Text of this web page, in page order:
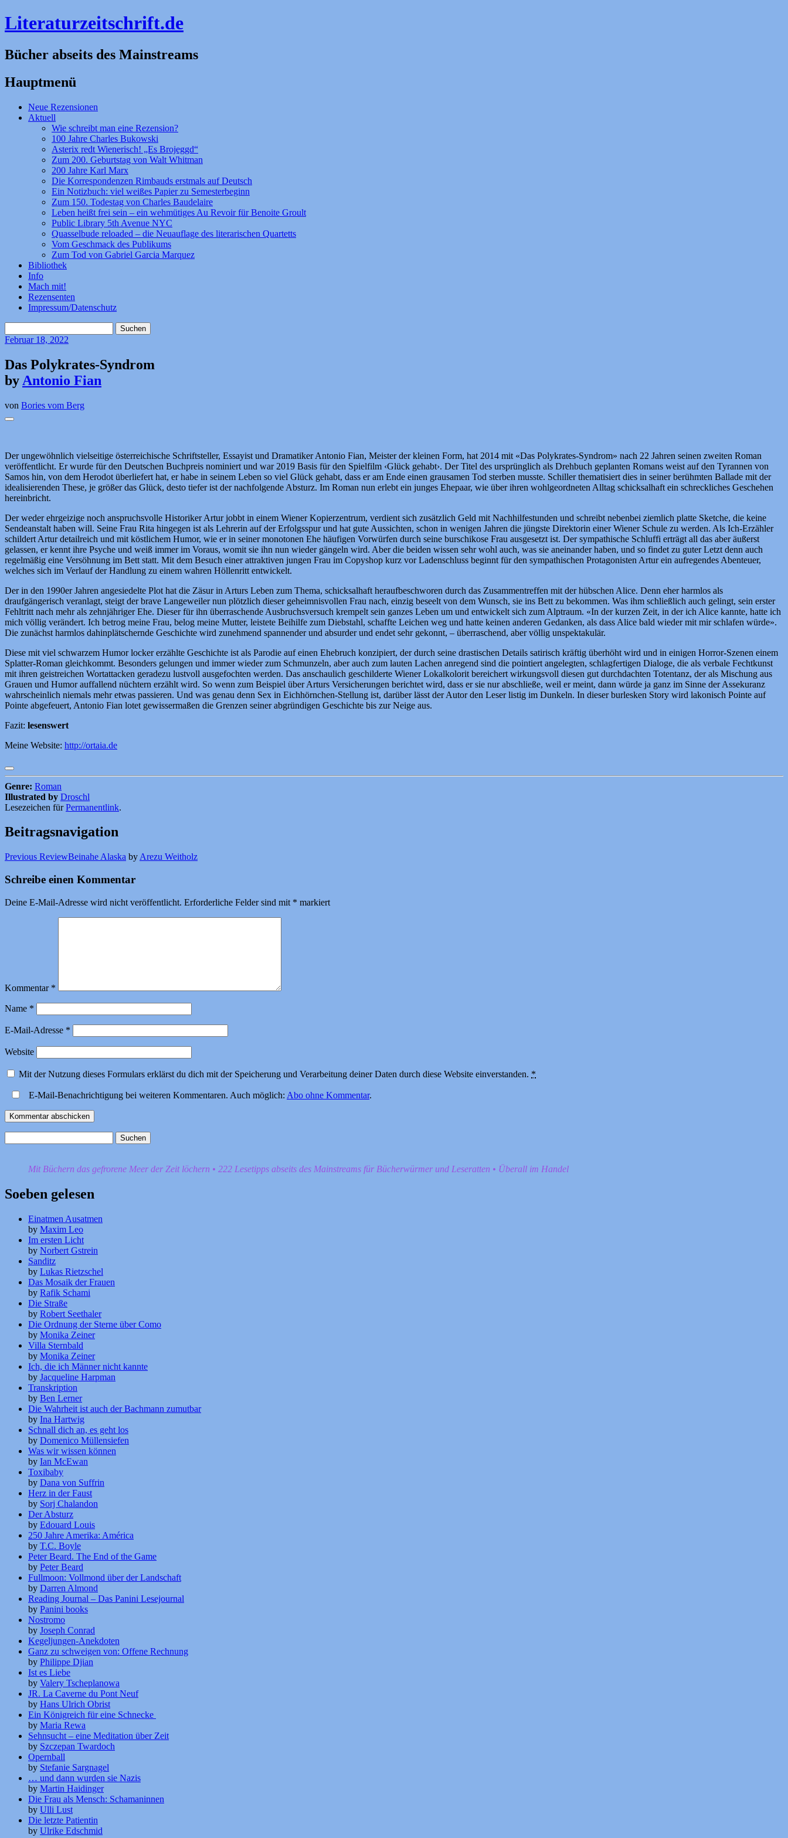
Literaturzeitschrift.de
Bücher abseits des Mainstreams
Hauptmenü
Zum
Inhalt
Neue Rezensionen
Aktuell
Wie schreibt man eine Rezension?
100 Jahre Charles Bukowski
Asterix redt Wienerisch! „Es Brojeggd“
Zum 200. Geburtstag von Walt Whitman
200 Jahre Karl Marx
Die Korrespondenzen Rimbauds erstmals auf Deutsch
Ein Notizbuch: viel weißes Papier zu Semesterbeginn
Zum 150. Todestag von Charles Baudelaire
Leben heißt frei sein – ein wehmütiges Au Revoir für Benoite Groult
Public Library 5th Avenue NYC
Quasselbude reloaded – die Neuauflage des literarischen Quartetts
Vom Geschmack des Publikums
Zum Tod von Gabriel Garcia Marquez
Bibliothek
Info
Mach mit!
Rezensenten
Impressum/Datenschutz
nach:
Februar18, 2022
Das Polykrates-Syndrom
by Antonio Fian
von Bories vom Berg
Der ungewöhnlich vielseitige österreichische Schriftsteller, Essayist und Dramatiker Antonio Fian, Meister der kleinen Form, hat 2014 mit «Das Polykrates-Syndrom» nach 22 Jahren seinen zweiten Roman
veröffentlicht. Er wurde für den Deutschen Buchpreis nominiert und war 2019 Basis für den Spielfilm ‹Glück gehabt›. Der Titel des ursprünglich als Drehbuch geplanten Romans weist auf den Tyrannen von
Samos hin, von dem Herodot überliefert hat, er habe in seinem Leben so viel Glück gehabt, dass er am Ende einen grausamen Tod sterben musste. Schiller thematisiert dies in seiner berühmten Ballade mit der
idealisierenden These, je größer das Glück, desto tiefer ist der nachfolgende Absturz. Im Roman nun erlebt ein junges Ehepaar, wie über ihren wohlgeordneten Alltag schicksalhaft ein schreckliches Geschehen
hereinbricht.
Der weder ehrgeizige noch anspruchsvolle Historiker Artur jobbt in einem Wiener Kopierzentrum, verdient sich zusätzlich Geld mit Nachhilfestunden und schreibt nebenbei ziemlich platte Sketche, die keine
Sendeanstalt haben will. Seine Frau Rita hingegen ist als Lehrerin auf der Erfolgsspur und hat gute Aussichten, schon in wenigen Jahren die jüngste Direktorin einer Wiener Schule zu werden. Als Ich-Erzähler
schildert Artur detailreich und mit köstlichem Humor, wie er in seiner monotonen Ehe häufigen Vorwürfen durch seine burschikose Frau ausgesetzt ist. Der sympathische Schluffi erträgt all das aber äußerst
gelassen, er kennt ihre Psyche und weiß immer im Voraus, womit sie ihn nun wieder gängeln wird. Aber die beiden wissen sehr wohl auch, was sie aneinander haben, und so findet zu guter Letzt denn auch
regelmäßig eine Versöhnung im Bett statt. Mit dem Besuch einer attraktiven jungen Frau im Copyshop kurz vor Ladenschluss beginnt für den sympathischen Protagonisten Artur ein aufregendes Abenteuer,
welches sich im Verlauf der Handlung zu einem wahren Höllenritt entwickelt.
Der in den 1990er Jahren angesiedelte Plot hat die Zäsur in Arturs Leben zum Thema, schicksalhaft heraufbeschworen durch das Zusammentreffen mit der hübschen Alice. Denn eher harmlos als
draufgängerisch veranlagt, steigt der brave Langeweiler nun plötzlich dieser geheimnisvollen Frau nach, einzig beseelt von dem Wunsch, sie ins Bett zu bekommen. Was ihm schließlich auch gelingt, sein erster
Fehltritt nach mehr als zehnjähriger Ehe. Dieser für ihn überraschende Ausbruchsversuch krempelt sein ganzes Leben um und entwickelt sich zum Alptraum. «In der kurzen Zeit, in der ich Alice kannte, hatte ich
mich völlig verändert. Ich betrog meine Frau, belog meine Mutter, leistete Beihilfe zum Diebstahl, schaffte Leichen weg und hatte keinen anderen Gedanken, als dass Alice bald wieder mit mir schlafen würde».
Die zunächst harmlos dahinplätschernde Geschichte wird zunehmend spannender und absurder und endet sehr gekonnt, – überraschend, aber völlig unspektakulär.
Diese mit viel schwarzem Humor locker erzählte Geschichte ist als Parodie auf einen Ehebruch konzipiert, der durch seine drastischen Details satirisch kräftig überhöht wird und in einigen Horror-Szenen einem
Splatter-Roman gleichkommt. Besonders gelungen und immer wieder zum Schmunzeln, aber auch zum lauten Lachen anregend sind die pointiert angelegten, schlagfertigen Dialoge, die als verbale Fechtkunst
mit ihren geistreichen Wortattacken geradezu lustvoll ausgefochten werden. Das anschaulich geschilderte Wiener Lokalkolorit bereichert wirkungsvoll diesen gut durchdachten Totentanz, der als Mischung aus
Grauen und Humor auffallend nüchtern erzählt wird. So wenn zum Beispiel über Arturs Versicherungen berichtet wird, dass er sie nur abschließe, weil er meint, dann würde ja ganz im Sinne der Assekuranz
wahrscheinlich niemals mehr etwas passieren. Und was genau denn Sex in Eichhörnchen-Stellung ist, darüber lässt der Autor den Leser listig im Dunkeln. In dieser burlesken Story wird lakonisch Pointe auf
Pointe abgefeuert, Antonio Fian lotet gewissermaßen die Grenzen seiner abgründigen Geschichte bis zur Neige aus.
Fazit: lesenswert
Meine Website: http://ortaia.de
Genre: Roman
Illustrated by Droschl
Lesezeichen fürPermanentlink.
Beitragsnavigation
Previous ReviewBeinahe Alaska by Arezu Weitholz
Schreibe einen Kommentar
Deine E-Mail-Adresse wird nicht veröffentlicht. Erforderliche Felder sind mit * markiert
Kommentar *
Name *
E-Mail-Adresse *
Website
Mit der Nutzung dieses Formulars erklärst du dich mit der Speicherung und Verarbeitung deiner Daten durch diese Website einverstanden. *
E-Mail-Benachrichtigung bei weiteren Kommentaren. Auch möglich: Abo ohne Kommentar.
nach:
Mit Büchern das gefrorene Meer der Zeit löchern • 222 Lesetipps abseits des Mainstreams für Bücherwürmer und Leseratten • Überall im Handel
Soeben gelesen
Einatmen Ausatmen
by Maxim Leo
Im ersten Licht
by Norbert Gstrein
Sanditz
by Lukas Rietzschel
Das Mosaik der Frauen
by Rafik Schami
Die Straße
by Robert Seethaler
Die Ordnung der Sterne über Como
by Monika Zeiner
Villa Sternbald
by Monika Zeiner
Ich, die ich Männer nicht kannte
by Jacqueline Harpman
Transkription
by Ben Lerner
Die Wahrheit ist auch der Bachmann zumutbar
by Ina Hartwig
Schnall dich an, es geht los
by Domenico Müllensiefen
Was wir wissen können
by Ian McEwan
Toxibaby
by Dana von Suffrin
Herz in der Faust
by Sorj Chalandon
Der Absturz
by Edouard Louis
250 Jahre Amerika: América
by T.C. Boyle
Peter Beard. The End of the Game
by Peter Beard
Fullmoon: Vollmond über der Landschaft
by Darren Almond
Reading Journal – Das Panini Lesejournal
by Panini books
Nostromo
by Joseph Conrad
Kegeljungen-Anekdoten
Ganz zu schweigen von: Offene Rechnung
by Philippe Djian
Ist es Liebe
by Valery Tscheplanowa
JR. La Caverne du Pont Neuf
by Hans Ulrich Obrist
Ein Königreich für eine Schnecke
by Maria Rewa
Sehnsucht – eine Meditation über Zeit
by Szczepan Twardoch
Opernball
by Stefanie Sargnagel
… und dann wurden sie Nazis
by Martin Haidinger
Die Frau als Mensch: Schamaninnen
by Ulli Lust
Die letzte Patientin
by Ulrike Edschmid